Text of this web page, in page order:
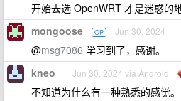
开始去选 OpenWRT 才是迷惑的地
mongoose OP Jun 30, 2024
@msg7086 学习到了，感谢。
kneo Jun 30, 2024 via Android
不知道为什么有一种熟悉的感觉。